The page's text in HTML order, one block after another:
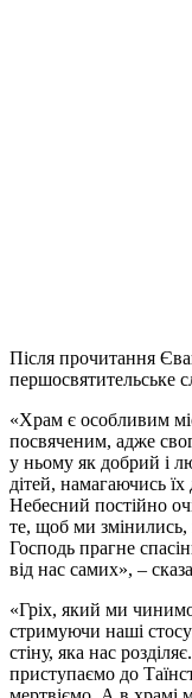
Після прочитання
першосвятительське
«Храм є особливим
посвяченим, адже
у ньому як добрий і
дітей, намагаючись
Небесний постійно
те, щоб ми змінились,
Господь прагне
від нас самих», –
«Гріх, який ми
стримуючи наші
стіну, яка нас
приступаємо до